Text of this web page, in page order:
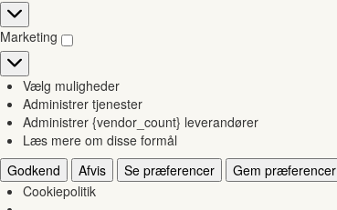
Statistikker
Marketing
Marketing
Vælg muligheder
Administrer tjenester
Administrer {vendor_count} leverandører
Læs mere om disse formål
Godkend
Afvis Se præferencer Gem præferencer
Cookiepolitik